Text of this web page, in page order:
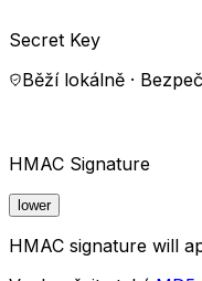
Secret Key
Běží lokálně ·
HMAC Signature
lower
HMAC signature will